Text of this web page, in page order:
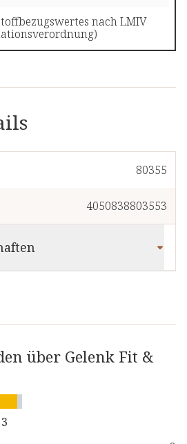
80355
4050838803553
nach LMIV
über Gelenk Fit &
3